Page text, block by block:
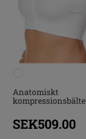
Anatomiskt
kompressionsbälte
SEK509.00